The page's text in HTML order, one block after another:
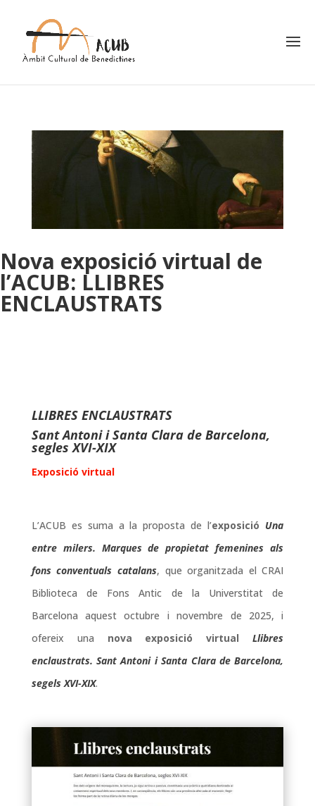
Nova exposició virtual de
l’ACUB: LLIBRES
ENCLAUSTRATS
LLIBRES ENCLAUSTRATS
Sant Antoni i Santa Clara de Barcelona,
segles XVI-XIX
Exposició virtual
L’ACUB es suma a la proposta de l’exposició Una
entre milers. Marques de propietat femenines als
fons conventuals catalans, que organitzada el CRAI
Biblioteca de Fons Antic de la Universtitat de
Barcelona aquest octubre i novembre de 2025, i
ofereix una nova exposició virtual Llibres
enclaustrats. Sant Antoni i Santa Clara de Barcelona,
segels XVI-XIX.